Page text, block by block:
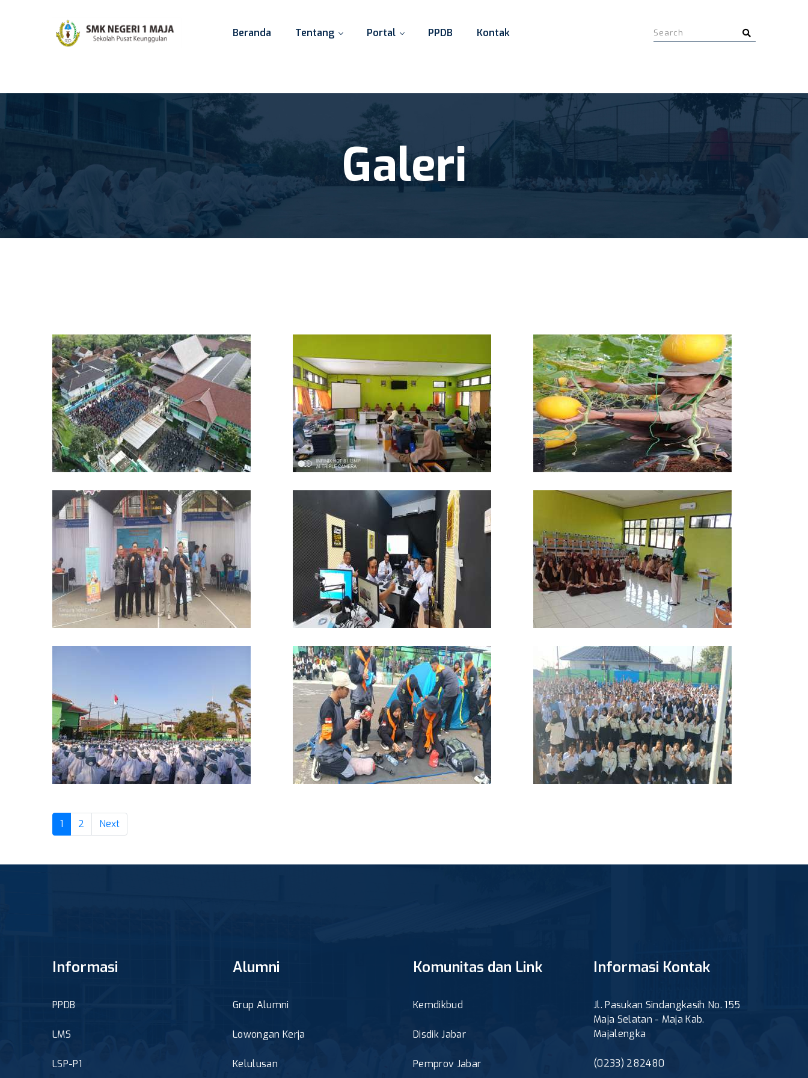
Beranda Tentang Portal PPDB Kontak
Galeri
1 (current)
2 Next
Informasi
PPDB
LMS
LSP-P1
Alumni
Grup Alumni
Lowongan Kerja
Kelulusan
Komunitas dan Link
Kemdikbud
Disdik Jabar
Pemprov Jabar
Informasi Kontak
Jl. Pasukan Sindangkasih No. 155
Maja Selatan - Maja Kab.
Majalengka
(0233) 282480